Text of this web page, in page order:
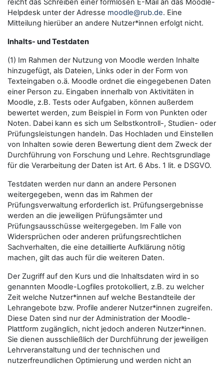
reicht das Schreiben einer formlosen E-Mail an das Moodle-
Helpdesk unter der Adresse moodle@rub.de. Eine
Mitteilung hierüber an andere Nutzer*innen erfolgt nicht.
Inhalts- und Testdaten
(1) Im Rahmen der Nutzung von Moodle werden Inhalte
hinzugefügt, als Dateien, Links oder in der Form von
Texteingaben o.ä. Moodle ordnet die eingegebenen Daten
einer Person zu. Eingaben innerhalb von Aktivitäten in
Moodle, z.B. Tests oder Aufgaben, können außerdem
bewertet werden, zum Beispiel in Form von Punkten oder
Noten. Dabei kann es sich um Selbstkontroll-, Studien- oder
Prüfungsleistungen handeln. Das Hochladen und Einstellen
von Inhalten sowie deren Bewertung dient dem Zweck der
Durchführung von Forschung und Lehre. Rechtsgrundlage
für die Verarbeitung der Daten ist Art. 6 Abs. 1 lit. e DSGVO.
Testdaten werden nur dann an andere Personen
weitergegeben, wenn das im Rahmen der
Prüfungsverwaltung erforderlich ist. Prüfungsergebnisse
werden an die jeweiligen Prüfungsämter und
Prüfungsausschüsse weitergegeben. Im Falle von
Widersprüchen oder anderen prüfungsrechtlichen
Sachverhalten, die eine detaillierte Aufklärung nötig
machen, gilt das auch für die weiteren Daten.
Der Zugriff auf den Kurs und die Inhaltsdaten wird in so
genannten Moodle-Logfiles protokolliert, z.B. zu welcher
Zeit welche Nutzer*innen auf welche Bestandteile der
Lehrangebote bzw. Profile anderer Nutzer*innen zugreifen.
Diese Daten sind nur der Administration der Moodle-
Plattform zugänglich, nicht jedoch anderen Nutzer*innen.
Sie dienen ausschließlich der Durchführung der jeweiligen
Lehrveranstaltung und der technischen und
nutzerfreundlichen Optimierung und werden nicht an